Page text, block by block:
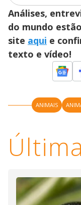
Análises,
do mundo estão
site aqui e
texto e vídeo!
ANIMAIS